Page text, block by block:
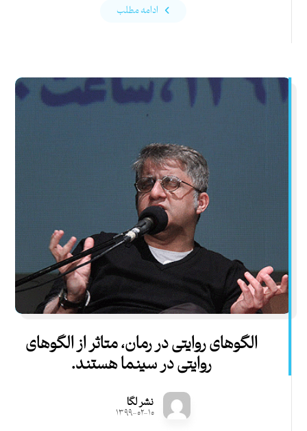
ادامه مطلب
الگوهای روایتی در رمان، متاثر از الگوهای
روایتی در سینما هستند.
نشر لگا
۱۳۹۹-۰۲-۱۰